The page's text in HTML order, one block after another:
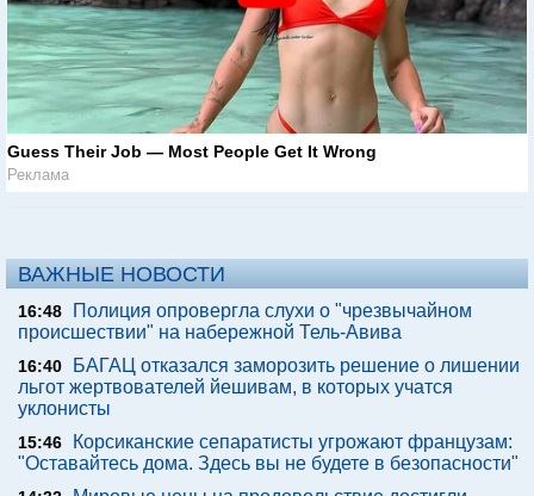
Guess Their Job — Most People Get It Wrong
Реклама
ВАЖНЫЕ НОВОСТИ
16:48
Полиция опровергла слухи о "чрезвычайном
происшествии" на набережной Тель-Авива
16:40
БАГАЦ отказался заморозить решение о лишении
льгот жертвователей йешивам, в которых учатся
уклонисты
15:46
Корсиканские сепаратисты угрожают французам:
"Оставайтесь дома. Здесь вы не будете в безопасности"